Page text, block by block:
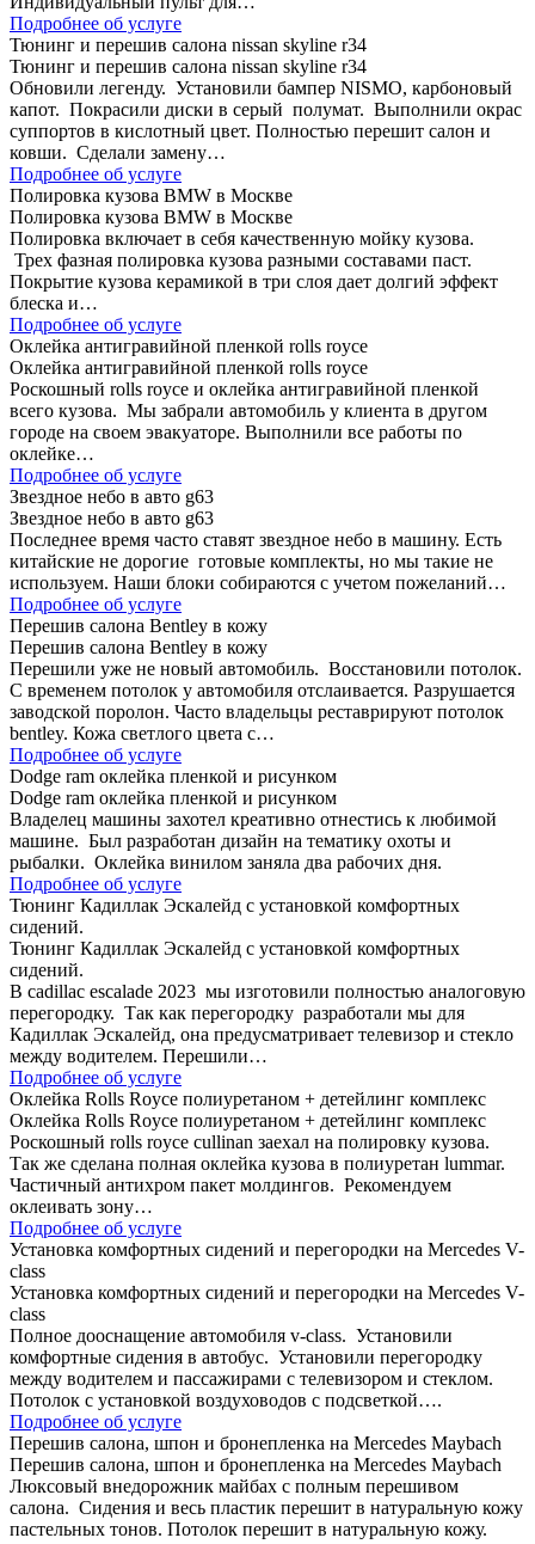
Подробнее об услуге
Тюнинг и перешив салона nissan skyline r34
Тюнинг и перешив салона nissan skyline r34
Обновили легенду. Установили бампер NISMO, карбоновый
капот. Покрасили диски в серый полумат. Выполнили окрас
суппортов в кислотный цвет. Полностью перешит салон и
ковши. Сделали замену…
Подробнее об услуге
Полировка кузова BMW в Москве
Полировка кузова BMW в Москве
Полировка включает в себя качественную мойку кузова.
Трех фазная полировка кузова разными составами паст.
Покрытие кузова керамикой в три слоя дает долгий эффект
блеска и…
Подробнее об услуге
Оклейка антигравийной пленкой rolls royce
Оклейка антигравийной пленкой rolls royce
Роскошный rolls royce и оклейка антигравийной пленкой
всего кузова. Мы забрали автомобиль у клиента в другом
городе на своем эвакуаторе. Выполнили все работы по
оклейке…
Подробнее об услуге
Звездное небо в авто g63
Звездное небо в авто g63
Последнее время часто ставят звездное небо в машину. Есть
китайские не дорогие готовые комплекты, но мы такие не
используем. Наши блоки собираются с учетом пожеланий…
Подробнее об услуге
Перешив салона Bentley в кожу
Перешив салона Bentley в кожу
Перешили уже не новый автомобиль. Восстановили потолок.
С временем потолок у автомобиля отслаивается. Разрушается
заводской поролон. Часто владельцы реставрируют потолок
bentley. Кожа светлого цвета с…
Подробнее об услуге
Dodge ram оклейка пленкой и рисунком
Dodge ram оклейка пленкой и рисунком
Владелец машины захотел креативно отнестись к любимой
машине. Был разработан дизайн на тематику охоты и
рыбалки. Оклейка винилом заняла два рабочих дня.
Подробнее об услуге
Тюнинг Кадиллак Эскалейд с установкой комфортных
сидений.
Тюнинг Кадиллак Эскалейд с установкой комфортных
сидений.
В cadillac escalade 2023 мы изготовили полностью аналоговую
перегородку. Так как перегородку разработали мы для
Кадиллак Эскалейд, она предусматривает телевизор и стекло
между водителем. Перешили…
Подробнее об услуге
Оклейка Rolls Royce полиуретаном + детейлинг комплекс
Оклейка Rolls Royce полиуретаном + детейлинг комплекс
Роскошный rolls royce cullinan заехал на полировку кузова.
Так же сделана полная оклейка кузова в полиуретан lummar.
Частичный антихром пакет молдингов. Рекомендуем
оклеивать зону…
Подробнее об услуге
Установка комфортных сидений и перегородки на Mercedes V-
class
Установка комфортных сидений и перегородки на Mercedes V-
class
Полное дооснащение автомобиля v-class. Установили
комфортные сидения в автобус. Установили перегородку
между водителем и пассажирами с телевизором и стеклом.
Потолок с установкой воздуховодов с подсветкой….
Подробнее об услуге
Перешив салона, шпон и бронепленка на Mercedes Maybach
Перешив салона, шпон и бронепленка на Mercedes Maybach
Люксовый внедорожник майбах с полным перешивом
салона. Сидения и весь пластик перешит в натуральную кожу
пастельных тонов. Потолок перешит в натуральную кожу.